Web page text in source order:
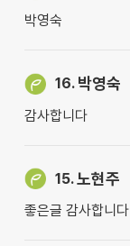
박영숙
16. 박영숙
감사합니다
15.노현주
좋은글 감사합니다